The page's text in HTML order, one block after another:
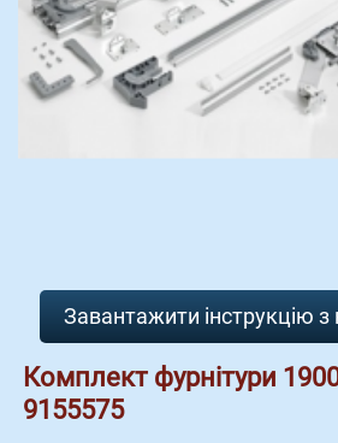
Завантажити інструкцію з
Комплект фурнітури
9155575